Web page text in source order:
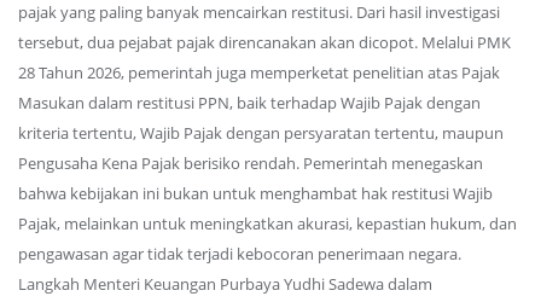
pajak yang paling banyak mencairkan restitusi. Dari hasil investigasi
tersebut, dua pejabat pajak direncanakan akan dicopot. Melalui PMK
28 Tahun 2026, pemerintah juga memperketat penelitian atas Pajak
Masukan dalam restitusi PPN, baik terhadap Wajib Pajak dengan
kriteria tertentu, Wajib Pajak dengan persyaratan tertentu, maupun
Pengusaha Kena Pajak berisiko rendah. Pemerintah menegaskan
bahwa kebijakan ini bukan untuk menghambat hak restitusi Wajib
Pajak, melainkan untuk meningkatkan akurasi, kepastian hukum, dan
pengawasan agar tidak terjadi kebocoran penerimaan negara.
Langkah Menteri Keuangan Purbaya Yudhi Sadewa dalam